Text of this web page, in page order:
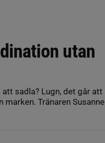
utan
sadla? Lugn, det går att
Tränaren Susanne